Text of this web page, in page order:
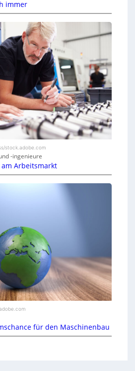
immer
stock.adobe.com
-ingenieure
am Arbeitsmarkt
für den Maschinenbau